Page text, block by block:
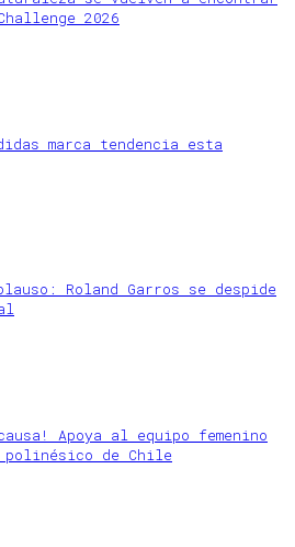
2026
marca tendencia esta
Roland Garros se despide
Apoya al equipo femenino
polinésico de Chile